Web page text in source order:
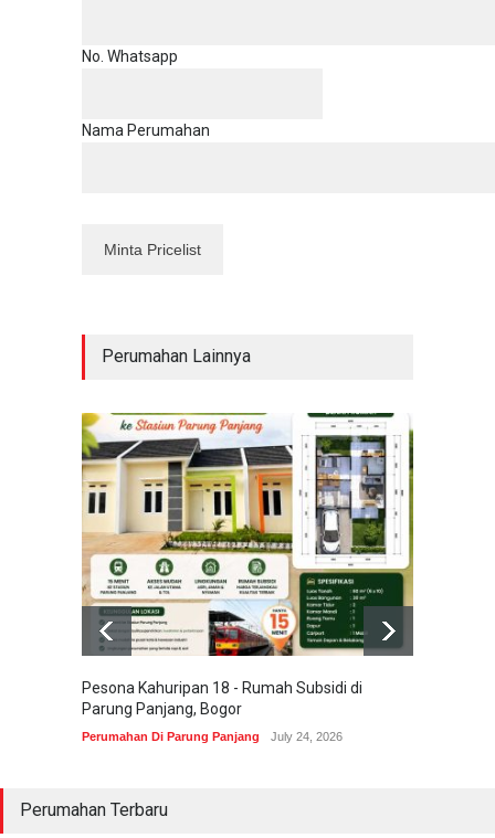
No. Whatsapp
Nama Perumahan
Perumahan Lainnya
Pesona Kahuripan 18 - Rumah Subsidi di
Parung Panjang, Bogor
Perumahan Di Parung Panjang July 24, 2026
Perumahan Terbaru